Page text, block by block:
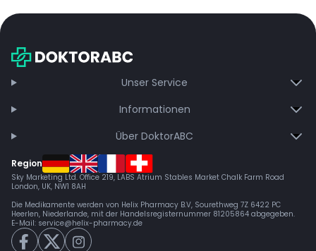
bei jeder Bestellung, erhalten schnelle Lieferung und
Unser Service
Informationen
Über DoktorABC
Region
Sky Marketing Ltd. Office 219, LABS Atrium Stables Market Chalk Farm Road
London, UK, NW1 8AH
Die Medikamente werden von Helix Pharmacy B.V, Sourethweg 7Z 6422 PC
Heerlen, Niederlande, mit der Handelsregisternummer 81205864 abgegeben.
E-Mail: service@helix-pharmacy.de